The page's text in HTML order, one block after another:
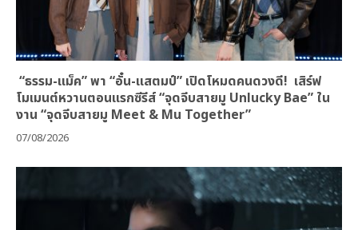
“ธรรม-แม็ค” พา “อั๋น-แสตมป์” เปิดโหมดคนดวงดี! เสิร์ฟ
โมเมนต์หวานตอนแรกซีรีส์ “จุดจีบสายมู Unlucky Bae” ใน
งาน “จุดจีบสายมู Meet & Mu Together”
07/08/2026